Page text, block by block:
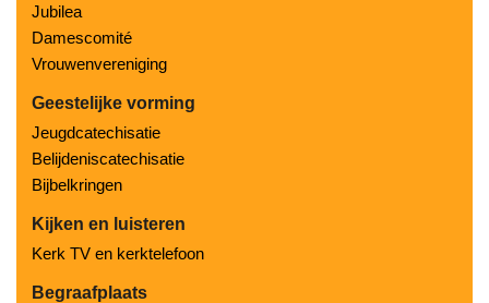
Jubilea
Damescomité
Vrouwenvereniging
Geestelijke vorming
Jeugdcatechisatie
Belijdeniscatechisatie
Bijbelkringen
Kijken en luisteren
Kerk TV en kerktelefoon
Begraafplaats